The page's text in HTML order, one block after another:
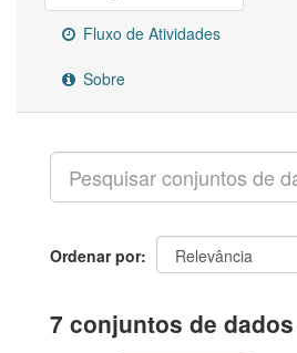
Fluxo de Atividades
Sobre
Ordenar por
7 conjuntos de